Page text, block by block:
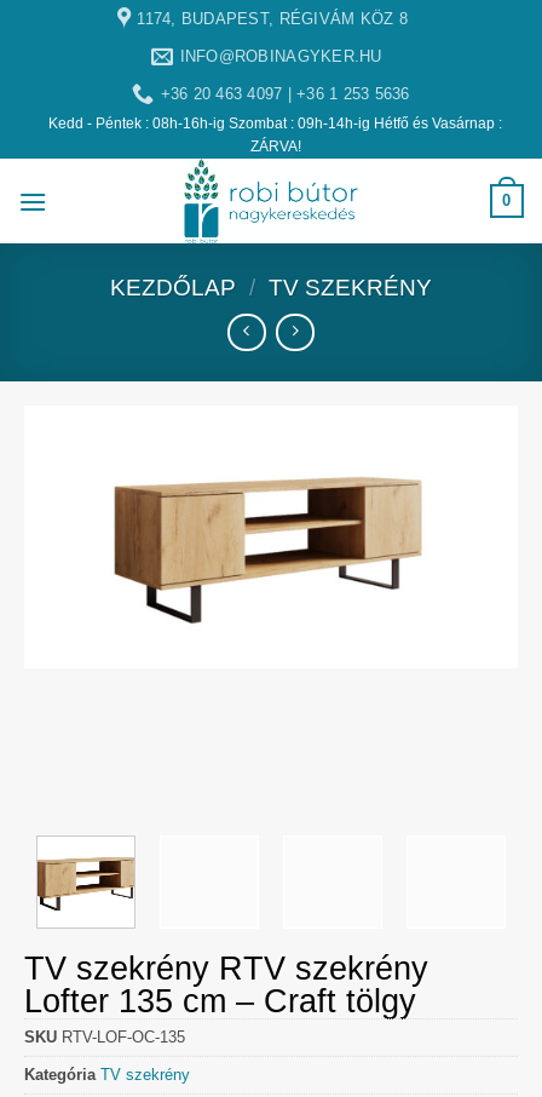
1174, BUDAPEST, RÉGIVÁM KÖZ 8
INFO@ROBINAGYKER.HU
+36 20 463 4097 | +36 1 253 5636
Kedd - Péntek : 08h-16h-ig Szombat : 09h-14h-ig Hétfő és Vasárnap :
ZÁRVA!
0
KEZDŐLAP / TV SZEKRÉNY
TV szekrény RTV szekrény
Lofter 135 cm – Craft tölgy
SKU RTV-LOF-OC-135
Kategória TV szekrény